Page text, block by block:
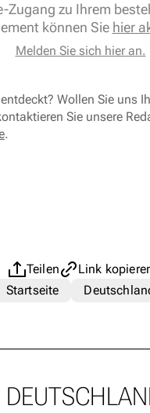
Zugang zu Ihrem
können Sie hier
Melden Sie sich hier an.
Wollen Sie uns
Sie unsere
.
Teilen
Link
Startseite